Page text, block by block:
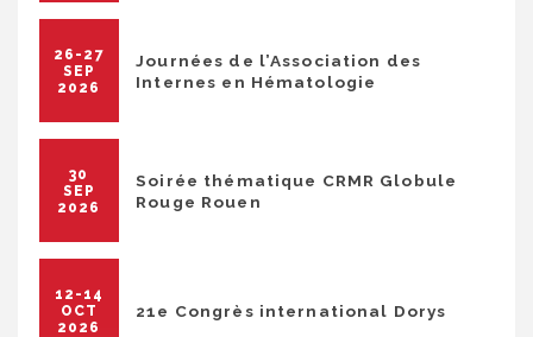
26-27
SEP
2026
Journées de l’Association des
Internes en Hématologie
30
SEP
2026
Soirée thématique CRMR Globule
Rouge Rouen
12-14
OCT
2026
21e Congrès international Dorys